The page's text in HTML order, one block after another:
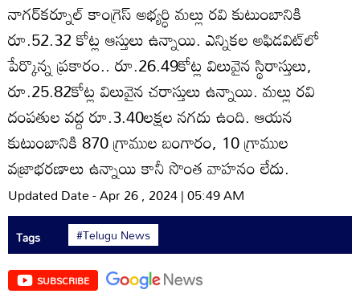
నాగర్‌కర్నూల్‌ కాంగ్రెస్‌ అభ్యర్ధి మల్లు రవి కుటుంబానికి
రూ.52.32 కోట్ల ఆస్తులు ఉన్నాయి. ఎన్నికల అఫిడవిట్‌లో
పేర్కొన్న ప్రకారం.. రూ.26.49కోట్ల విలువైన స్థిరాస్తులు,
రూ.25.82కోట్ల విలువైన చరాస్తులు ఉన్నాయి. మల్లు రవి
దంపతుల వద్ద రూ.3.40లక్షల నగదు ఉంది. ఆయన
కుటుంబానికి 870 గ్రాముల బంగారం, 10 గ్రాముల
వజ్రాభరణాలు ఉన్నాయి కానీ సొంత వాహనం లేదు.
Updated Date - Apr 26 , 2024 | 05:49 AM
Tags #Telugu News
SUBSCRIBE